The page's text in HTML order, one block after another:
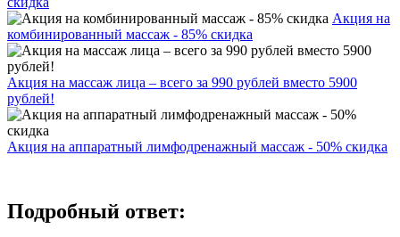
Акция на
комбинированный массаж - 85% скидка
Акция на массаж лица – всего за 990 рублей вместо 5900
рублей!
Акция на аппаратный лимфодренажный массаж - 50% скидка
Подробный ответ: